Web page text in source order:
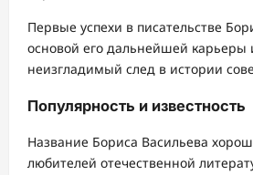
Первые успехи в писательстве
основой его дальнейшей карьеры
неизгладимый след в истории
Популярность и известность
Название Бориса Васильева
любителей отечественной